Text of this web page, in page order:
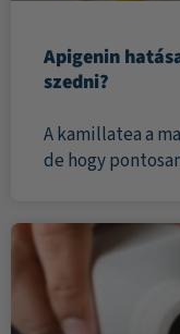
Apigenin
szedni?
A kamillatea a
de hogy